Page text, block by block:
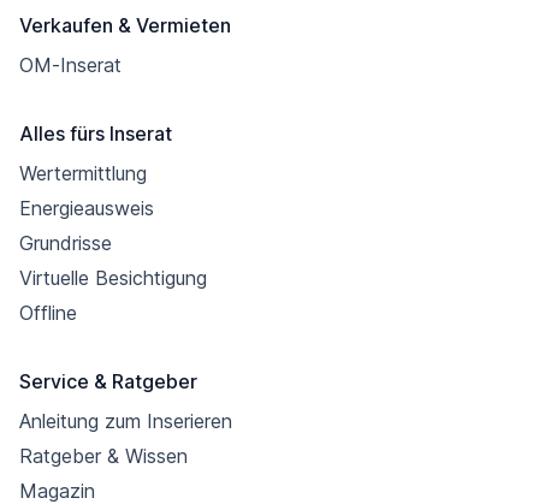
Verkaufen & Vermieten
OM-Inserat
Alles fürs Inserat
Wertermittlung
Energieausweis
Grundrisse
Virtuelle Besichtigung
Offline
Service & Ratgeber
Anleitung zum Inserieren
Ratgeber & Wissen
Magazin